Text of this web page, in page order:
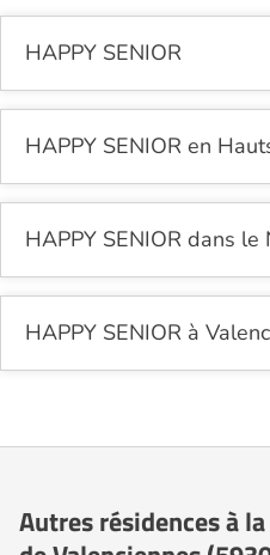
HAPPY SENIOR
HAPPY SENIOR en
HAPPY SENIOR dans le
HAPPY SENIOR à
Autres résidences à